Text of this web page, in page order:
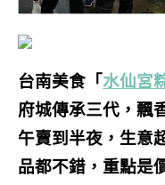
台南美食「水仙宮
府城傳承三代，飄
午賣到半夜，生意
品都不錯，重點是